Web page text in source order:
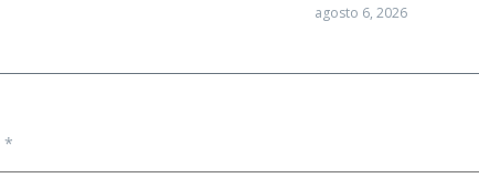
agosto 6, 2026
*